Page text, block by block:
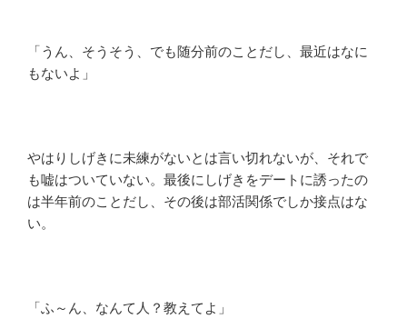
「うん、そうそう、でも随分前のことだし、最近はなに
もないよ」
やはりしげきに未練がないとは言い切れないが、それで
も嘘はついていない。最後にしげきをデートに誘ったの
は半年前のことだし、その後は部活関係でしか接点はな
い。
「ふ～ん、なんて人？教えてよ」